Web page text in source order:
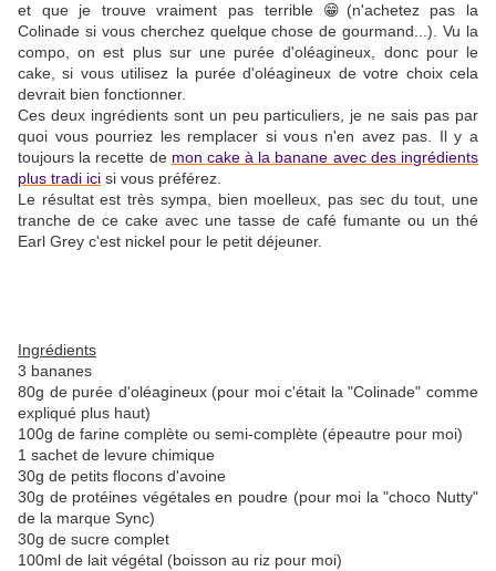
et que je trouve vraiment pas terrible 😁(n'achetez pas la
Colinade si vous cherchez quelque chose de gourmand...). Vu la
compo, on est plus sur une purée d'oléagineux, donc pour le
cake, si vous utilisez la purée d'oléagineux de votre choix cela
devrait bien fonctionner.
Ces deux ingrédients sont un peu particuliers, je ne sais pas par
quoi vous pourriez les remplacer si vous n'en avez pas. Il y a
toujours la recette de mon cake à la banane avec des ingrédients
plus tradi ici si vous préférez.
Le résultat est très sympa, bien moelleux, pas sec du tout, une
tranche de ce cake avec une tasse de café fumante ou un thé
Earl Grey c'est nickel pour le petit déjeuner.
Ingrédients
3 bananes
80g de purée d'oléagineux (pour moi c'était la "Colinade" comme
expliqué plus haut)
100g de farine complète ou semi-complète (épeautre pour moi)
1 sachet de levure chimique
30g de petits flocons d'avoine
30g de protéines végétales en poudre (pour moi la "choco Nutty"
de la marque Sync)
30g de sucre complet
100ml de lait végétal (boisson au riz pour moi)